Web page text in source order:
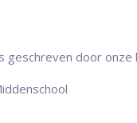
geschreven door